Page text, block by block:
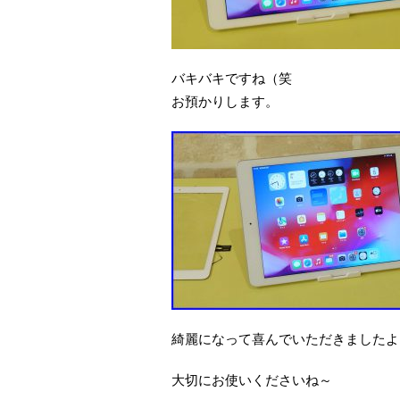
バキバキですね（笑
お預かりします。
綺麗になって喜んでいただきました
大切にお使いくださいね～